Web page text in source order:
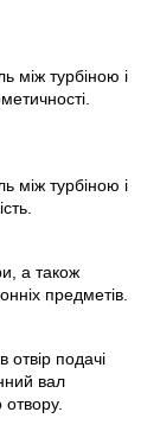
між турбіною і
між турбіною і
а також
предметів.
подачі
вал